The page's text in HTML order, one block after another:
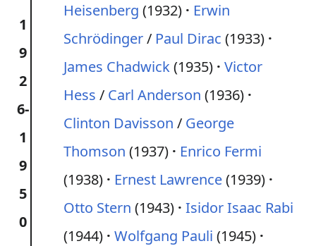
1
9
2
6-
1
9
5
0
Heisenberg (1932)
Erwin
Schrödinger/ Paul Dirac (1933)
James Chadwick(1935) Victor
Hess / Carl Anderson (1936)
Clinton Davisson / George
Thomson (1937)
Enrico Fermi
(1938)
Ernest Lawrence(1939)
Otto Stern (1943) Isidor Isaac Rabi
(1944) Wolfgang Pauli (1945)